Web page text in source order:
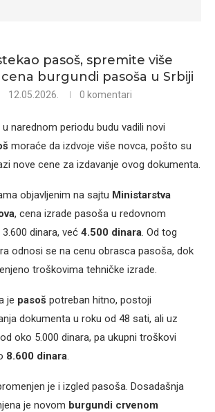
pasoš, spremite više
burgundi pasoša u Srbiji
12.05.2026. 0 komentari
narednom periodu budu vadili novi
moraće da izdvoje više novca, pošto su
nove cene za izdavanje ovog dokumenta.
objavljenim na sajtu Ministarstva
, cena izrade pasoša u redovnom
dinara, već 4.500 dinara. Od tog
odnosi se na cenu obrasca pasoša, dok
troškovima tehničke izrade.
je pasoš potreban hitno, postoji
dokumenta u roku od 48 sati, ali uz
oko 5.000 dinara, pa ukupni troškovi
8.600 dinara.
je i izgled pasoša. Dosadašnja
je novom burgundi crvenom